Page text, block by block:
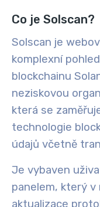
Co je Solscan?
Solscan je
komplexní
blockchainu
neziskovou
která se
technologie
údajů včetně
Je vybaven
panelem, který v
aktualizace